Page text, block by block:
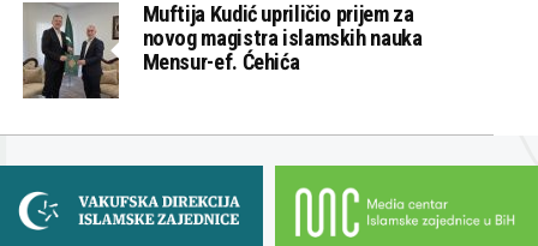
Muftija Kudić upriličio prijem za
novog magistra islamskih nauka
Mensur-ef. Ćehića